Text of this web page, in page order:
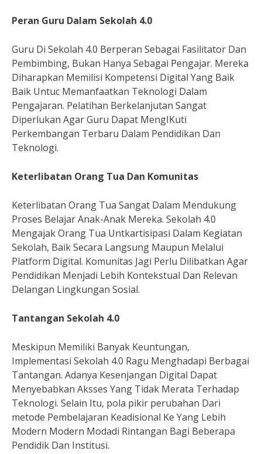
Peran Guru Dalam Sekolah 4.0
Guru Di Sekolah 4.0 Berperan Sebagai Fasilitator Dan
Pembimbing, Bukan Hanya Sebagai Pengajar. Mereka
Diharapkan Memilisi Kompetensi Digital Yang Baik
Baik Untuc Memanfaatkan Teknologi Dalam
Pengajaran. Pelatihan Berkelanjutan Sangat
Diperlukan Agar Guru Dapat MengIKuti
Perkembangan Terbaru Dalam Pendidikan Dan
Teknologi.
Keterlibatan Orang Tua Dan Komunitas
Keterlibatan Orang Tua Sangat Dalam Mendukung
Proses Belajar Anak-Anak Mereka. Sekolah 4.0
Mengajak Orang Tua Untkartisipasi Dalam Kegiatan
Sekolah, Baik Secara Langsung Maupun Melalui
Platform Digital. Komunitas Jagi Perlu Dilibatkan Agar
Pendidikan Menjadi Lebih Kontekstual Dan Relevan
Delangan Lingkungan Sosial.
Tantangan Sekolah 4.0
Meskipun Memiliki Banyak Keuntungan,
Implementasi Sekolah 4.0 Ragu Menghadapi Berbagai
Tantangan. Adanya Kesenjangan Digital Dapat
Menyebabkan Aksses Yang Tidak Merata Terhadap
Teknologi. Selain Itu, pola pikir perubahan Dari
metode Pembelajaran Keadisional Ke Yang Lebih
Modern Modern Modadi Rintangan Bagi Beberapa
Pendidik Dan Institusi.